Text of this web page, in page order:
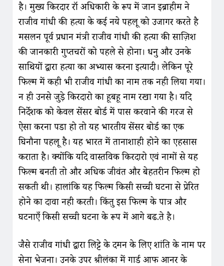
है। मुख्य किरदार रॉ अधिकारी के रूप में जान इब्राहीम ने
राजीव गांधी की हत्या के कई नये पहलू को उजागर करते है
मसलन पूर्व प्रधान मंत्री राजीव गांधी की हत्या की साज़िश
की जानकारी गुप्तचरों को पहले से होना। धनु और उनके
साथियों द्वारा हत्या का अभ्यास करना इत्यादी। लेकिन पूरे
फिल्म में कही भी राजीव गांधी का नाम तक नही लिया गया।
न ही उनसे जुड़े किरदारो का हूबहू नाम रखा गया है। यदि
निर्देशक को केवल सेंसर बोर्ड में पास करवाने की गरज से
ऐसा करना पडा हो तो यह भारतीय सेंसर बोर्ड का एक
घिनौना पहलू है। यह भारत में तानाशाही होने का एहसास
कराता है। क्योंकि यदि वास्तविक किरदारो एवं नामों से यह
फिल्म बनती तो और अधिक जीवंत और बेहतरीन फिल्म हो
सकती थी। हालांकि यह फिल्म किसी सच्ची घटना से प्रेरित
होने का दावा नही करती। किंतु इस फिल्म के पात्र और
घटनाएँ किसी सच्ची घटना के रूप में आगे बढ.ते है।
जैसे राजीव गांधी द्वारा लिट्टे के दमन के लिए शांति के नाम पर
सेना भेजना। उनके उपर श्रीलंका में गार्ड आफ आनर के